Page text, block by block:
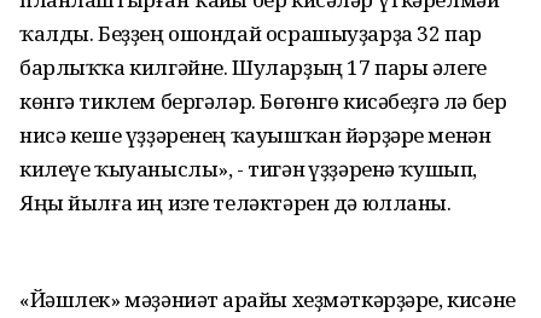
ҡалды. Беҙҙең ошондай осрашыуҙарҙа 32 пар
барлыҡҡа килгәйне. Шуларҙың 17 пары әлеге
көнгә тиклем бергәләр. Бөгөнгө кисәбеҙгә лә бер
нисә кеше үҙҙәренең ҡауышҡан йәрҙәре менән
килеүе ҡыуаныслы», - тигән һүҙҙәренә ҡушып,
Яңы йылға иң изге теләктәрен дә юлланы.
«Йәшлек» мәҙәниәт һарайы хеҙмәткәрҙәре, кисәне